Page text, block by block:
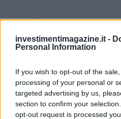
investimentimagazine.it -
Personal Information
If you wish to opt-out of the
processing of your personal or
targeted advertising by us,
section to confirm your
opt-out request is processed
AUTORE
Francesca Galli
Francesca Galli,
carriera dopo un
oggi cura analisi di
risparmio e
linee editoriali
conserva l'agenda